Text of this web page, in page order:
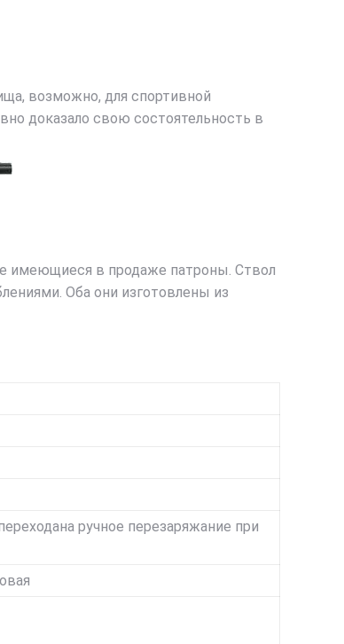
возможно, для спортивной
доказало свою состоятельность в
имеющиеся в продаже патроны. Ствол
Оба они изготовлены из
ручное перезаряжание при